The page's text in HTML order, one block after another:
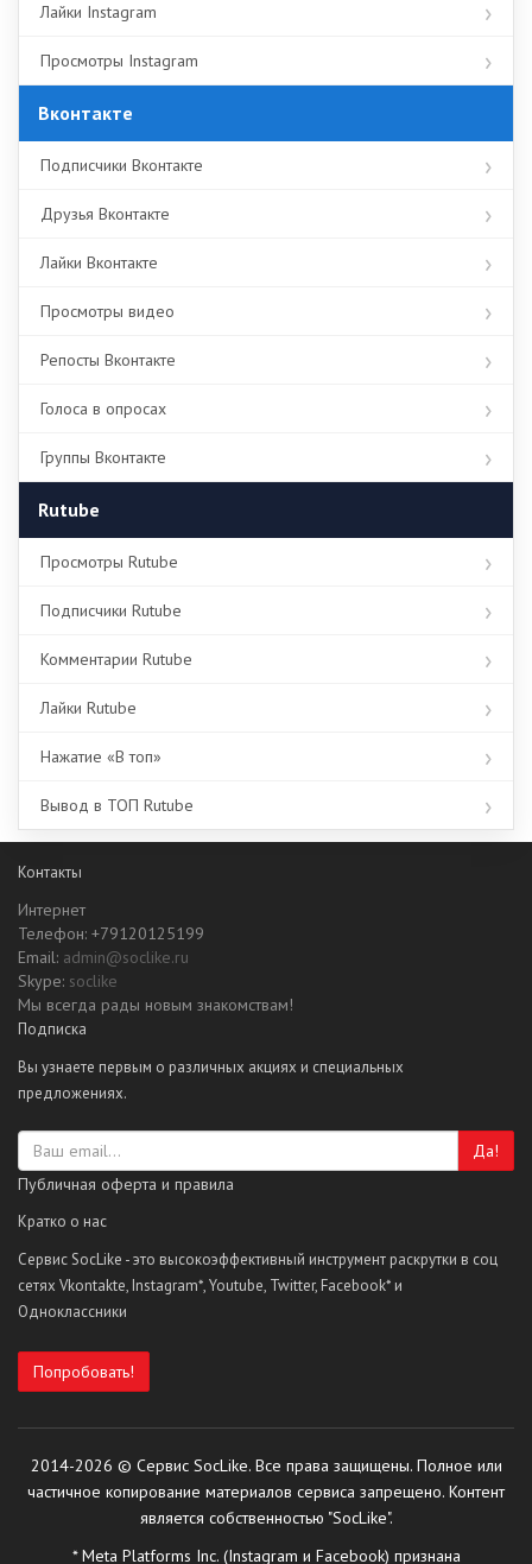
Лайки Instagram
Просмотры Instagram
Вконтакте
Подписчики Вконтакте
Друзья Вконтакте
Лайки Вконтакте
Просмотры видео
Репосты Вконтакте
Голоса в опросах
Группы Вконтакте
Rutube
Просмотры Rutube
Подписчики Rutube
Комментарии Rutube
Лайки Rutube
Нажатие «В топ»
Вывод в ТОП Rutube
Контакты
Интернет
Телефон: +79120125199
Email: admin@soclike.ru
Skype: soclike
Мы всегда рады новым знакомствам!
Подписка
Вы узнаете первым о различных акциях и специальных
предложениях.
Да!
Публичная оферта и правила
Кратко о нас
Сервис SocLike - это высокоэффективный инструмент раскрутки в соц
сетях Vkontakte, Instagram*, Youtube, Twitter, Facebook* и
Одноклассники
Попробовать!
2014-2026 © Сервис SocLike. Все права защищены. Полное или
частичное копирование материалов сервиса запрещено. Контент
является собственностью "SocLike".
* Meta Platforms Inc. (Instagram и Facebook) признана